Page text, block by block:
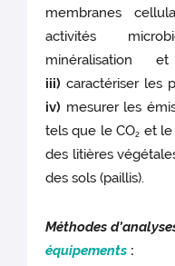
membranes
activités
minéralisation
iii) caractériser les
iv) mesurer les
tels que le CO2 et
des litières
des sols (paillis).
Méthodes
équipements :